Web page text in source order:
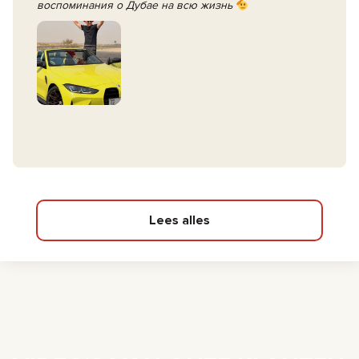
воспоминания о Дубае на всю жизнь
Lees alles